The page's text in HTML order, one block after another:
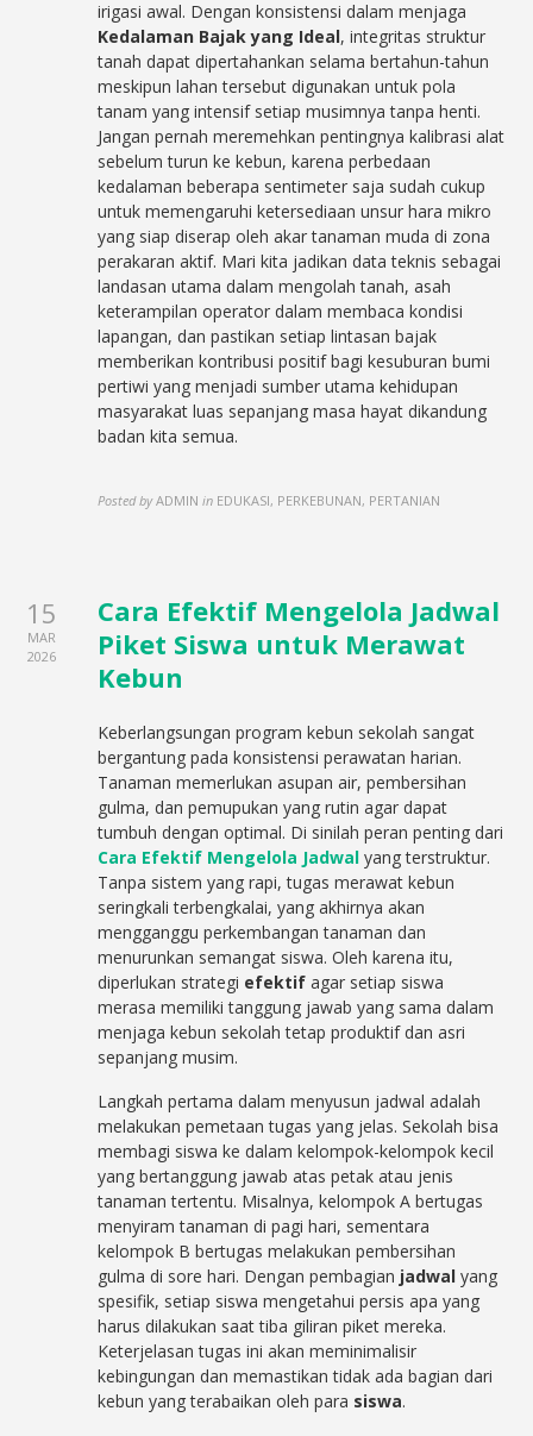
irigasi awal. Dengan konsistensi dalam menjaga
Kedalaman Bajak yang Ideal, integritas struktur
tanah dapat dipertahankan selama bertahun-tahun
meskipun lahan tersebut digunakan untuk pola
tanam yang intensif setiap musimnya tanpa henti.
Jangan pernah meremehkan pentingnya kalibrasi alat
sebelum turun ke kebun, karena perbedaan
kedalaman beberapa sentimeter saja sudah cukup
untuk memengaruhi ketersediaan unsur hara mikro
yang siap diserap oleh akar tanaman muda di zona
perakaran aktif. Mari kita jadikan data teknis sebagai
landasan utama dalam mengolah tanah, asah
keterampilan operator dalam membaca kondisi
lapangan, dan pastikan setiap lintasan bajak
memberikan kontribusi positif bagi kesuburan bumi
pertiwi yang menjadi sumber utama kehidupan
masyarakat luas sepanjang masa hayat dikandung
badan kita semua.
Posted by ADMIN in EDUKASI, PERKEBUNAN, PERTANIAN
15
MAR
2026
Cara Efektif Mengelola Jadwal
Piket Siswa untuk Merawat
Kebun
Keberlangsungan program kebun sekolah sangat
bergantung pada konsistensi perawatan harian.
Tanaman memerlukan asupan air, pembersihan
gulma, dan pemupukan yang rutin agar dapat
tumbuh dengan optimal. Di sinilah peran penting dari
Cara Efektif Mengelola Jadwal yang terstruktur.
Tanpa sistem yang rapi, tugas merawat kebun
seringkali terbengkalai, yang akhirnya akan
mengganggu perkembangan tanaman dan
menurunkan semangat siswa. Oleh karena itu,
diperlukan strategi efektif agar setiap siswa
merasa memiliki tanggung jawab yang sama dalam
menjaga kebun sekolah tetap produktif dan asri
sepanjang musim.
Langkah pertama dalam menyusun jadwal adalah
melakukan pemetaan tugas yang jelas. Sekolah bisa
membagi siswa ke dalam kelompok-kelompok kecil
yang bertanggung jawab atas petak atau jenis
tanaman tertentu. Misalnya, kelompok A bertugas
menyiram tanaman di pagi hari, sementara
kelompok B bertugas melakukan pembersihan
gulma di sore hari. Dengan pembagian jadwal yang
spesifik, setiap siswa mengetahui persis apa yang
harus dilakukan saat tiba giliran piket mereka.
Keterjelasan tugas ini akan meminimalisir
kebingungan dan memastikan tidak ada bagian dari
kebun yang terabaikan oleh para siswa.